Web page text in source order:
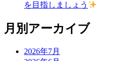
を目指しましょう
月別アーカイブ
2026年7月